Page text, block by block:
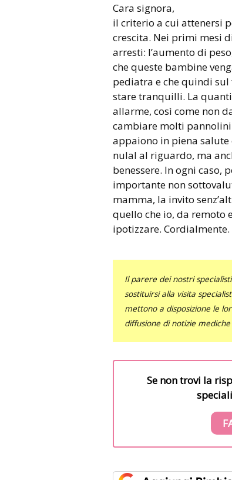
Cara signora,
il criterio a cui attenersi
crescita. Nei primi mesi
arresti: l’aumento di
che queste bambine
pediatra e che quindi
stare tranquilli. La
allarme, così come non
cambiare molti
appaiono in piena salute
nulal al riguardo, ma
benessere. In ogni caso,
importante non
mamma, la invito
quello che io, da remoto
ipotizzare. Cordialmente.
Il parere dei nostri
sostituirsi alla visita
mettono a disposizione le
diffusione di notizie
Se non trovi la